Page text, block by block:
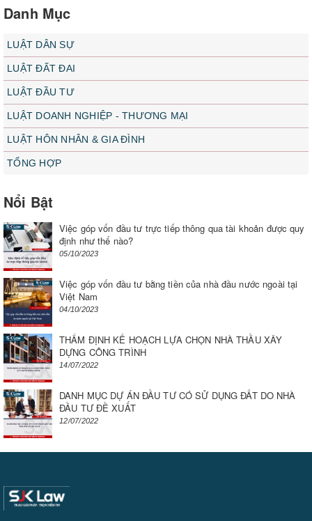
Danh Mục
LUẬT DÂN SỰ
LUẬT ĐẤT ĐAI
LUẬT ĐẦU TƯ
LUẬT DOANH NGHIỆP - THƯƠNG MẠI
LUẬT HÔN NHÂN & GIA ĐÌNH
TỔNG HỢP
Nổi Bật
Việc góp vốn đầu tư trực tiếp thông qua tài khoản được quy
định như thế nào?
05/10/2023
Việc góp vốn đầu tư bằng tiền của nhà đầu nước ngoài tại
Việt Nam
04/10/2023
THẨM ĐỊNH KẾ HOẠCH LỰA CHỌN NHÀ THẦU XÂY
DỰNG CÔNG TRÌNH
14/07/2022
DANH MỤC DỰ ÁN ĐẦU TƯ CÓ SỬ DỤNG ĐẤT DO NHÀ
ĐẦU TƯ ĐỀ XUẤT
12/07/2022